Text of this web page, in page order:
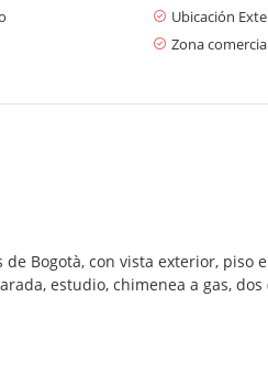
Ubicación
Zona
Bogotà, con vista exterior,
estudio, chimenea a gas,